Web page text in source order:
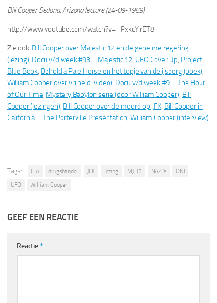
Bill Cooper Sedona, Arizona lecture (24-09-1989):
http://www.youtube.com/watch?v=_PxkcYirET8
Zie ook: Bill Cooper over Majestic 12 en de geheime regering
(lezing), Docu v/d week #93 – Majestic 12: UFO Cover Up, Project
Blue Book, Behold a Pale Horse en het topje van de ijsberg (boek),
William Cooper over vrijheid (video), Docu v/d week #9 – The Hour
of Our Time, Mystery Babylon serie (door William Cooper), Bill
Cooper (lezingen), Bill Cooper over de moord op JFK, Bill Cooper in
California – The Porterville Presentation, William Cooper (interview)
Tags: CIA drugshandel JFK lezing MJ 12 NAZI's
ONI
UFO
William Cooper
GEEF EEN REACTIE
Reactie*